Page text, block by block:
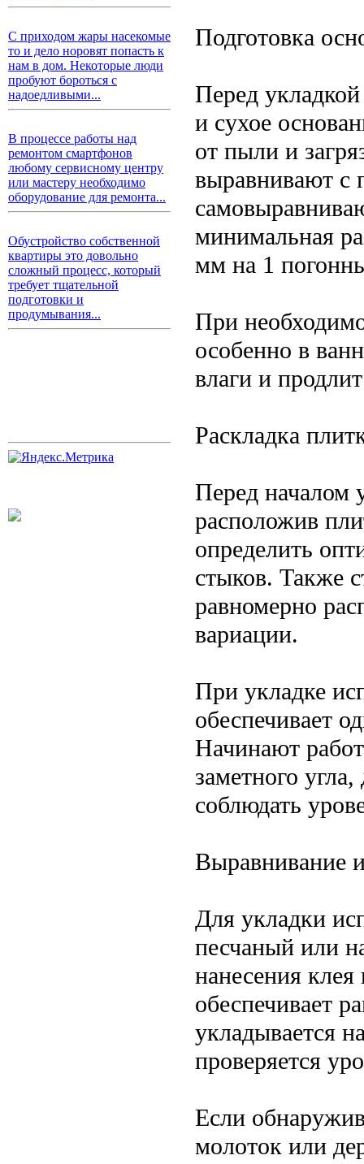
С приходом жары насекомые
то и дело норовят попасть к
нам в дом. Некоторые люди
пробуют бороться с
надоедливыми...
В процессе работы над
ремонтом смартфонов
любому сервисному центру
или мастеру необходимо
оборудование для ремонта...
Обустройство собственной
квартиры это довольно
сложный процесс, который
требует тщательной
подготовки и
продумывания...
Подготовка
Перед
и сухое
от пыли и
выравнивают
минимальная
мм на 1
При
особенно в
влаги и
Раскладка
Перед началом
расположив
определить
стыков. Также
равномерно
вариации.
При укладке
обеспечивает
Начинают
заметного
соблюдать
Выравнивание
Для укладки
песчаный или
нанесения
обеспечивает
укладывается
проверяется
Если
молоток или